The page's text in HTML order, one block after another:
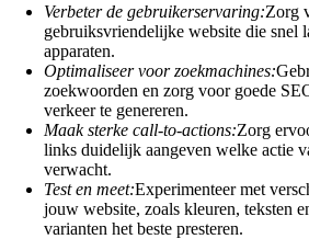
Verbeter de gebruikerservaring:Zorg
gebruiksvriendelijke website die snel
apparaten.
Optimaliseer voor zoekmachines:
zoekwoorden en zorg voor goede
verkeer te genereren.
Maak sterke call-to-actions:Zorg
links duidelijk aangeven welke actie
verwacht.
Test en meet:Experimenteer met
jouw website, zoals kleuren, teksten
varianten het beste presteren.